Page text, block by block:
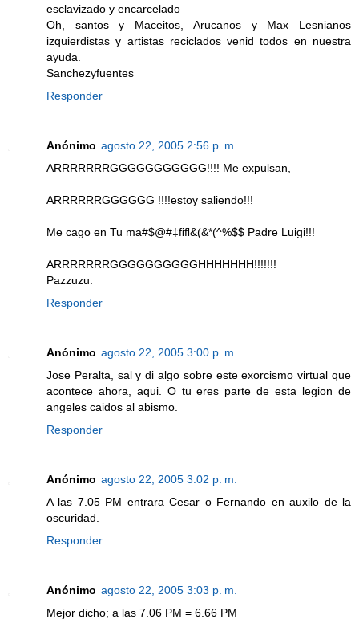
esclavizado y encarcelado
Oh, santos y Maceitos, Arucanos y Max Lesnianos
izquierdistas y artistas reciclados venid todos en nuestra
ayuda.
Sanchezyfuentes
Responder
Anónimo agosto 22, 2005 2:56 p. m.
ARRRRRRRGGGGGGGGGGG!!!! Me expulsan,
ARRRRRRGGGGGG !!!!estoy saliendo!!!
Me cago en Tu ma#$@#‡ﬁﬂ&(&*(^%$$ Padre Luigi!!!
ARRRRRRRGGGGGGGGGGHHHHHHH!!!!!!!
Pazzuzu.
Responder
Anónimo agosto 22, 2005 3:00 p. m.
Jose Peralta, sal y di algo sobre este exorcismo virtual que
acontece ahora, aqui. O tu eres parte de esta legion de
angeles caidos al abismo.
Responder
Anónimo agosto 22, 2005 3:02 p. m.
A las 7.05 PM entrara Cesar o Fernando en auxilo de la
oscuridad.
Responder
Anónimo agosto 22, 2005 3:03 p. m.
Mejor dicho; a las 7.06 PM = 6.66 PM